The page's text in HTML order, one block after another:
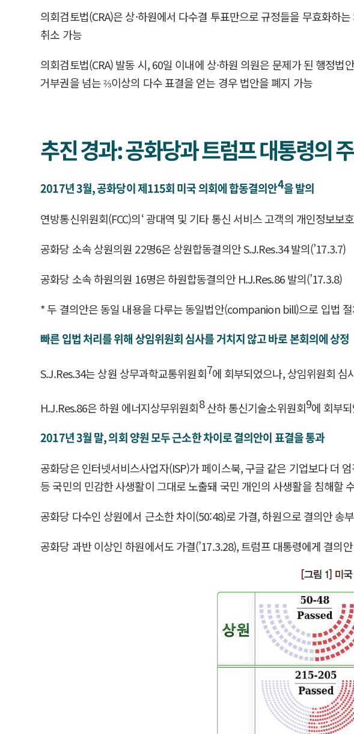
의회검토법(CRA)은 상·하원에서 다수결 투표만으로 규정들을 무효화하
취소 가능
의회검토법(CRA) 발동 시, 60일 이내에 상·하원 의원은 문제가 된 행정
거부권을 넘는 ⅔이상의 다수 표결을 얻는 경우 법안을 폐지 가능
추진 경과: 공화당과 트럼프 대통령의
2017년 3월, 공화당이 제115회 미국 의회에 합동결의안4을 발의
연방통신위원회(FCC)의‘ 광대역 및 기타 통신 서비스 고객의 개인정보
공화당 소속 상원의원 22명6은 상원합동결의안 S.J.Res.34 발의(’17.3.7)
공화당 소속 하원의원 16명은 하원합동결의안 H.J.Res.86 발의(’17.3.8)
* 두 결의안은 동일 내용을 다루는 동일법안(companion bill)으로 입법
빠른 입법 처리를 위해 상임위원회 심사를 거치지 않고 바로 본회의에 상정
S.J.Res.34는 상원 상무과학교통위원회7에 회부되었으나, 상임위원회
H.J.Res.86은 하원 에너지상무위원회8산하 통신기술소위원회9에 회부
2017년 3월 말, 의회 양원 모두 근소한 차이로 결의안이 표결을 통과
공화당은 인터넷서비스사업자(ISP)가 페이스북, 구글 같은 기업보다 더
등 국민의 민감한 사생활이 그대로 노출돼 국민 개인의 사생활을 침해할
공화당 다수인 상원에서 근소한 차이(50:48)로 가결, 하원으로 결의안 송
공화당 과반 이상인 하원에서도 가결(’17.3.28), 트럼프 대통령에게 결의